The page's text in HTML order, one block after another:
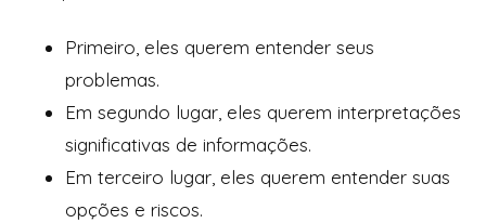
Primeiro, eles querem entender seus
problemas.
Em segundo lugar, eles querem interpretações
significativas de informações.
Em terceiro lugar, eles querem entender suas
opções e riscos.